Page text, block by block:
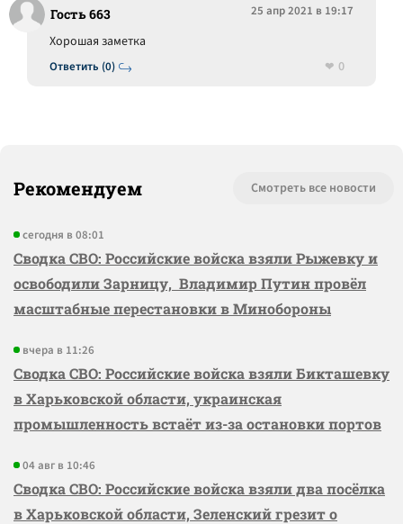
Гость 663 25 апр 2021 в 19:17
Ответить (0)
Хорошая заметка
0
Рекомендуем Смотреть все новости
сегодня в 08:01
Сводка СВО: Российские войска взяли Рыжевку и
освободили Зарницу, Владимир Путин провёл
масштабные перестановки в Минобороны
вчера в 11:26
Сводка СВО: Российские войска взяли Бикташевку
в Харьковской области, украинская
промышленность встаёт из-за остановки портов
04 авг в 10:46
Сводка СВО: Российские войска взяли два посёлка
в Харьковской области, Зеленский грезит о